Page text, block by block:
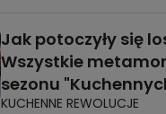
Jak potoczyły się
Wszystkie
sezonu
KUCHENNE REWOLUCJE